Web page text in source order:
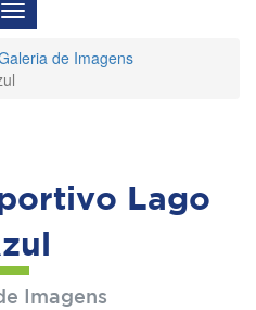
Menu
de
Navegaçãode Imagens
Lago
Imagens